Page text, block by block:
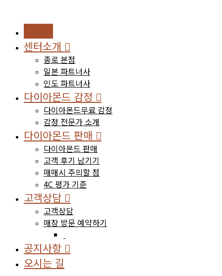
센터소개
종로 본점
일본 파트너사
인도 파트너사
다이아몬드 감정
다이아몬드무료 감정
감정 전문가 소개
다이아몬드 판매
다이아몬드 판매
고객 후기 남기기
매매시 주의할 점
4C 평가 기준
고객상담
고객상담
매장 방문 예약하기
공지사항
오시는 길